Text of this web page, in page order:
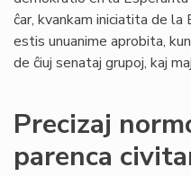
ĉar, kvankam iniciatita de
estis unuanime aprobita,
de ĉiuj senataj grupoj, kaj
Precizaj
parenca